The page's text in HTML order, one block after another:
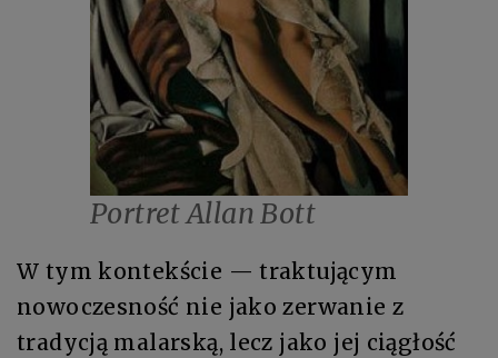
Portret Allan Bott
W tym kontekście — traktującym
nowoczesność nie jako zerwanie z
tradycją malarską, lecz jako jej ciągłość